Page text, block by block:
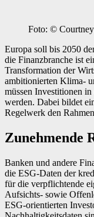
Foto: ©
Europa soll bis 2050
die Finanzbranche ist
Transformation der
ambitionierten Klima-
müssen Investitionen
werden. ­Dabei bildet
Regelwerk den
Zunehmende
Banken und andere
die ESG-Daten der
für die verpflichtende
Aufsichts- sowie
ESG-orientierten